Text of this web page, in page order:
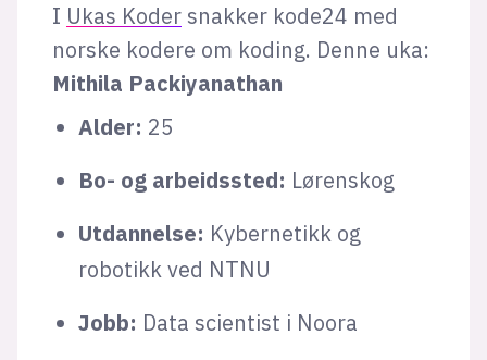
I Ukas Kodersnakker kode24 med
norske kodere om koding. Denne uka:
Mithila Packiyanathan
Alder: 25
Bo- og arbeidssted: Lørenskog
Utdannelse: Kybernetikk og
robotikk ved NTNU
Jobb: Data scientist i Noora